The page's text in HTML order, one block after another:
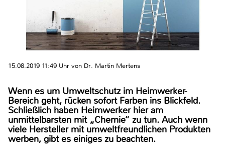
15.08.2019 11:49 Uhr von Dr. Martin Mertens
Wenn es um Umweltschutz im Heimwerker-
Bereich geht, rücken sofort Farben ins Blickfeld.
Schließlich haben Heimwerker hier am
unmittelbarsten mit „Chemie“ zu tun. Auch wenn
viele Hersteller mit umweltfreundlichen Produkten
werben, gibt es einiges zu beachten.